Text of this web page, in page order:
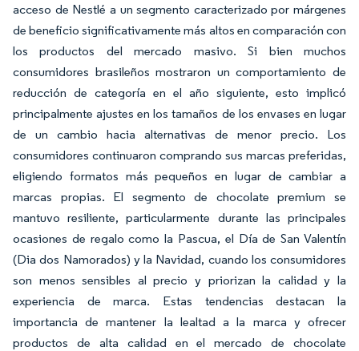
acceso de Nestlé a un segmento caracterizado por márgenes
de beneficio significativamente más altos en comparación con
los productos del mercado masivo. Si bien muchos
consumidores brasileños mostraron un comportamiento de
reducción de categoría en el año siguiente, esto implicó
principalmente ajustes en los tamaños de los envases en lugar
de un cambio hacia alternativas de menor precio. Los
consumidores continuaron comprando sus marcas preferidas,
eligiendo formatos más pequeños en lugar de cambiar a
marcas propias. El segmento de chocolate premium se
mantuvo resiliente, particularmente durante las principales
ocasiones de regalo como la Pascua, el Día de San Valentín
(Dia dos Namorados) y la Navidad, cuando los consumidores
son menos sensibles al precio y priorizan la calidad y la
experiencia de marca. Estas tendencias destacan la
importancia de mantener la lealtad a la marca y ofrecer
productos de alta calidad en el mercado de chocolate